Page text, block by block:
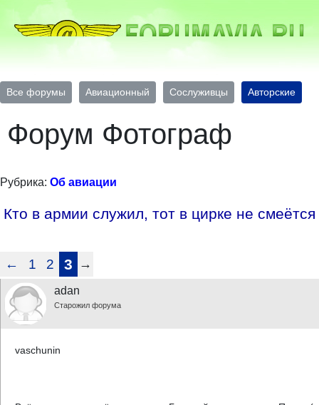
Все форумы Авиационный Сослуживцы Авторские
Форум Фотограф
Рубрика: Об авиации
Кто в армии служил, тот в цирке не смеётся
← 1 2 3 →
adan
Старожил форума
vaschunin